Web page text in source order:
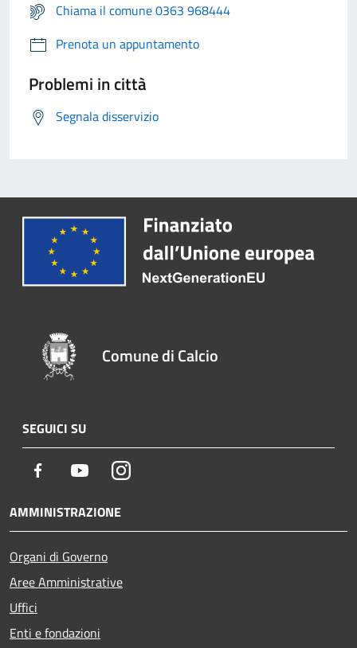
Chiama il comune 0363 968444
Prenota un appuntamento
Problemi in città
Segnala disservizio
Comune di Calcio
SEGUICI SU
Facebook YoutubeInstagram
AMMINISTRAZIONE
Organi di Governo
Aree Amministrative
Uffici
Enti e fondazioni